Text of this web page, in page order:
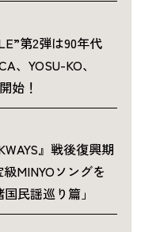
第2弾は90年代
YOSU-KO、
始！
』戦後復興期
MINYOソングを
民謡巡り篇」